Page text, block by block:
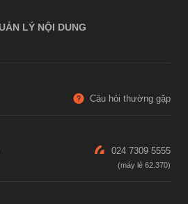
LÝ NỘI DUNG
Câu hỏi thường gặp
024 7309 5555